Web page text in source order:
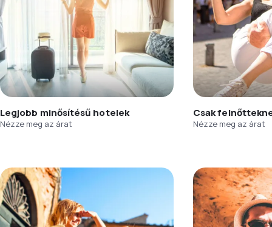
Legjobb minősítésű hotelek
Nézze meg az árat
Csak
Nézze meg az árat